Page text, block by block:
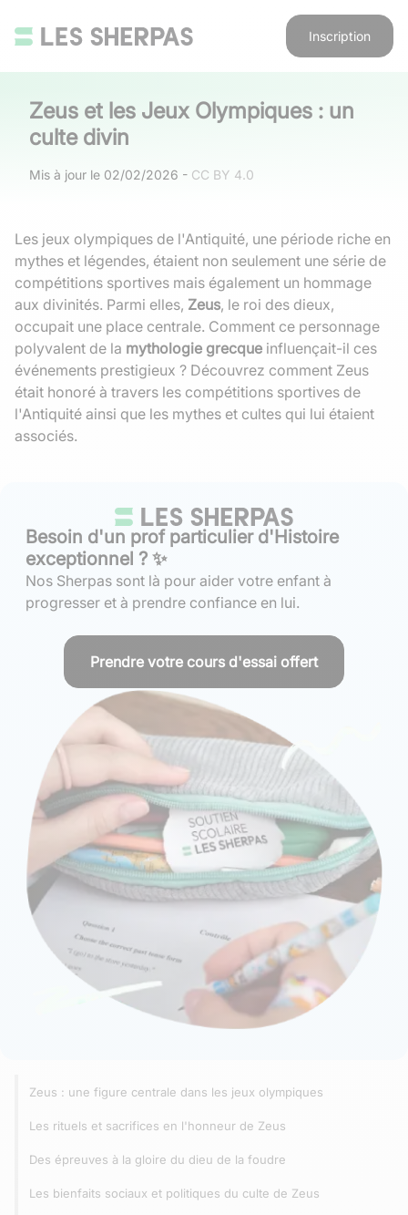
Inscription
Zeus et les Jeux Olympiques : un
culte divin
Mis à jour le 02/02/2026 - CC BY 4.0
Les jeux olympiques de l'Antiquité, une période riche en
mythes et légendes, étaient non seulement une série de
compétitions sportives mais également un hommage
aux divinités. Parmi elles, Zeus, le roi des dieux,
occupait une place centrale. Comment ce personnage
polyvalent de la mythologie grecque influençait-il ces
événements prestigieux ? Découvrez comment Zeus
était honoré à travers les compétitions sportives de
l'Antiquité ainsi que les mythes et cultes qui lui étaient
associés.
Besoin d'un prof particulier d'Histoire
exceptionnel ? ✨
Nos Sherpas sont là pour aider votre enfant à
progresser et à prendre confiance en lui.
Prendre votre cours d'essai offert
Zeus : une figure centrale dans les jeux olympiques
Les rituels et sacrifices en l'honneur de Zeus
Des épreuves à la gloire du dieu de la foudre
Les bienfaits sociaux et politiques du culte de Zeus